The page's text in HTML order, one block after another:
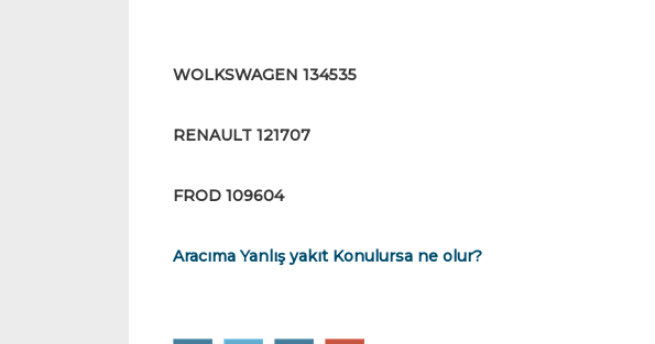
WOLKSWAGEN 134535
RENAULT 121707
FROD 109604
Aracıma Yanlış yakıt Konulursa ne olur?